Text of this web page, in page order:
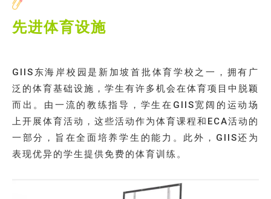
先进体育设施
GIIS东海岸校园是新加坡首批体育学校之一，拥有广
泛的体育基础设施，学生有许多机会在体育项目中脱颖
而出。由一流的教练指导，学生在GIIS宽阔的运动场
上开展体育活动，这些活动作为体育课程和ECA活动的
一部分，旨在全面培养学生的能力。此外，GIIS还为
表现优异的学生提供免费的体育训练。